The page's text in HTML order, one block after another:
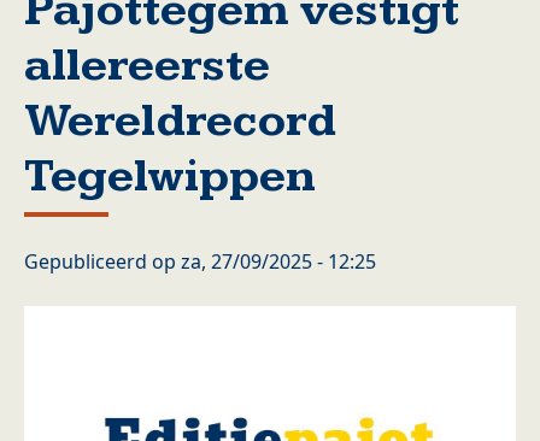
allereerste
Wereldrecord
Tegelwippen
Gepubliceerd op za, 27/09/2025 - 12:25